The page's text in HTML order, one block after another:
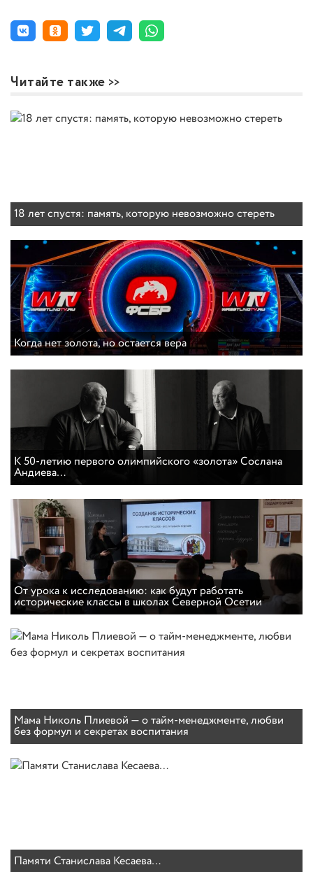
Читайте также
18 лет спустя: память, которую невозможно стереть
Когда нет золота, но остается вера
К 50-летию первого олимпийского «золота» Сослана
Андиева…
От урока к исследованию: как будут работать
исторические классы в школах Северной Осетии
Мама Николь Плиевой — о тайм-менеджменте, любви
без формул и секретах воспитания
Памяти Станислава Кесаева…